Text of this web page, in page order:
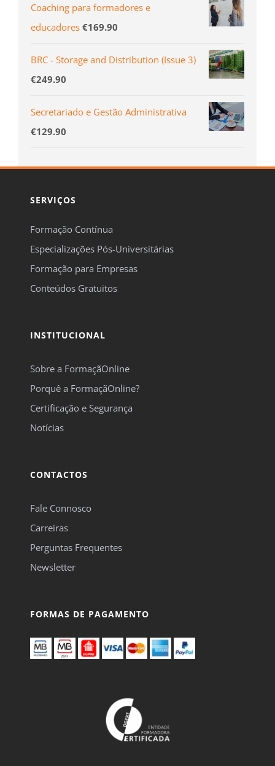
Coaching para formadores e
educadores €169.90
BRC - Storage and Distribution (Issue 3)
€249.90
Secretariado e Gestão Administrativa
€129.90
SERVIÇOS
Formação Contínua
Especializações Pós-Universitárias
Formação para Empresas
Conteúdos Gratuitos
INSTITUCIONAL
Sobre a FormaçãOnline
Porquê a FormaçãOnline?
Certificação e Segurança
Notícias
CONTACTOS
Fale Connosco
Carreiras
Perguntas Frequentes
Newsletter
FORMAS DE PAGAMENTO